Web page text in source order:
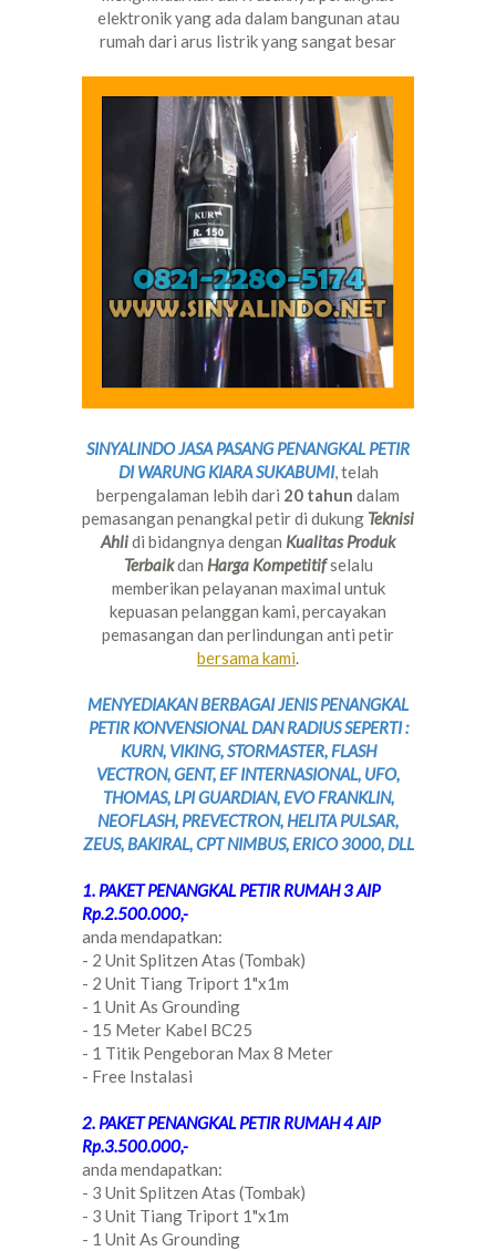
elektronik yang ada dalam bangunan atau
rumah dari arus listrik yang sangat besar
SINYALINDO JASA PASANG PENANGKAL PETIR
DI WARUNG KIARA SUKABUMI, telah
berpengalaman lebih dari 20 tahun dalam
pemasangan penangkal petir di dukung Teknisi
Ahlidi bidangnya dengan Kualitas Produk
Terbaikdan Harga Kompetitifselalu
memberikan pelayanan maximal untuk
kepuasan pelanggan kami, percayakan
pemasangan dan perlindungan anti petir
bersama kami.
MENYEDIAKAN BERBAGAI JENIS PENANGKAL
PETIR KONVENSIONAL DAN RADIUS SEPERTI :
KURN, VIKING, STORMASTER, FLASH
VECTRON, GENT, EF INTERNASIONAL, UFO,
THOMAS, LPI GUARDIAN, EVO FRANKLIN,
NEOFLASH, PREVECTRON, HELITA PULSAR,
ZEUS, BAKIRAL, CPT NIMBUS, ERICO 3000, DLL
1. PAKET PENANGKAL PETIR RUMAH 3 AIP
Rp.2.500.000,-
anda mendapatkan:
- 2 Unit Splitzen Atas (Tombak)
- 2 Unit Tiang Triport 1"x1m
- 1 Unit As Grounding
- 15 Meter Kabel BC25
- 1 Titik Pengeboran Max 8 Meter
- Free Instalasi
2. PAKET PENANGKAL PETIR RUMAH 4 AIP
Rp.3.500.000,-
anda mendapatkan:
- 3 Unit Splitzen Atas (Tombak)
- 3 Unit Tiang Triport 1"x1m
- 1 Unit As Grounding